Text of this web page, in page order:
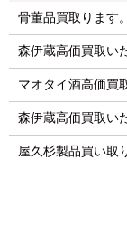
骨董品買取ります。
森伊蔵高価買取い
マオタイ酒高価買
森伊蔵高価買取い
屋久杉製品買い取